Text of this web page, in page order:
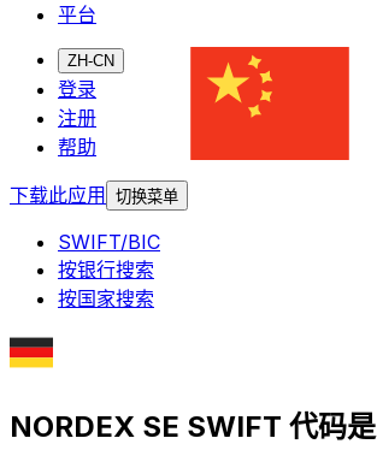
平台
ZH-CN
登录
注册
帮助
下载此应用
切换菜单
SWIFT/BIC
按银行搜索
按国家搜索
NORDEX SE SWIFT 代码是